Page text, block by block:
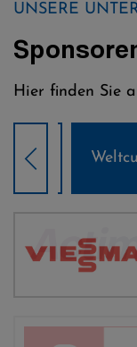
UNSERE
Hier finden Sie